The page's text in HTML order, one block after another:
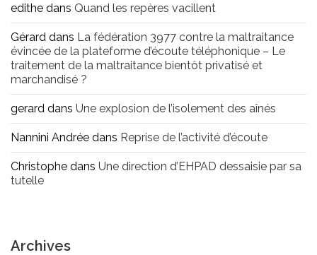
edithe dans Quand les repères vacillent
Gérard dans La fédération 3977 contre la maltraitance
évincée de la plateforme d’écoute téléphonique – Le
traitement de la maltraitance bientôt privatisé et
marchandisé ?
gerard dans Une explosion de l’isolement des aînés
Nannini Andrée dans Reprise de l’activité d’écoute
Christophe dans Une direction d’EHPAD dessaisie par sa
tutelle
Archives